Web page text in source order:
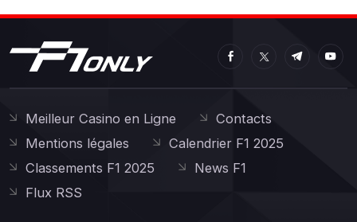
Meilleur Casino en Ligne
Contacts
Mentions légales
Calendrier F1 2025
Classements F1 2025
News F1
Flux RSS